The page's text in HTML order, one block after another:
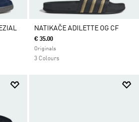
NATIKAČE ADILETTE OG CF
€ 35.00
Originals
3 Colours